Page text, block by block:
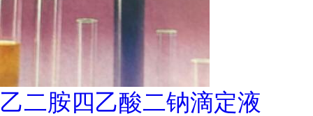
乙二胺四乙酸二钠滴定液